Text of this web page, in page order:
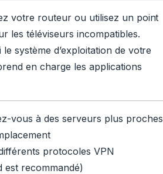
votre routeur ou utilisez un point
les téléviseurs incompatibles.
le système d’exploitation de votre
en charge les applications
vous à des serveurs plus proches
protocoles VPN
est recommandé)